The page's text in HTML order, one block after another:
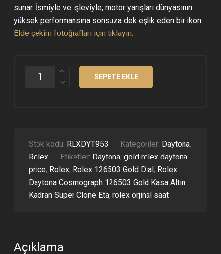
sunar. İsmiyle ve işleviyle, motor yarışları dünyasının
yüksek performansına sonsuza dek eşlik eden bir ikon.
Elde çekim fotoğrafları için tıklayın.
DAYTONA
SUPER
CLONE
ETA
ADET
SEPETE EKLE
Stok kodu: RLXDYT953 Kategoriler: Daytona,
Rolex
Etiketler: Daytona,gold rolex daytona
price, Rolex, Rolex 126503 Gold Dial, Rolex
Daytona Cosmograph 126503 Gold Kasa Altın
Kadran Super Clone Eta,rolex orjinal saat
Açıklama